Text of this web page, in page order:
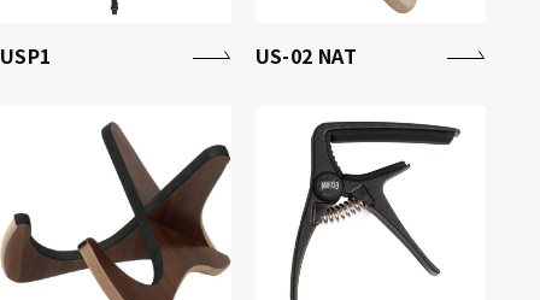
USP1 US-02 NAT